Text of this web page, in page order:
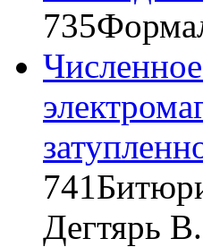
735
741
Дегтярь